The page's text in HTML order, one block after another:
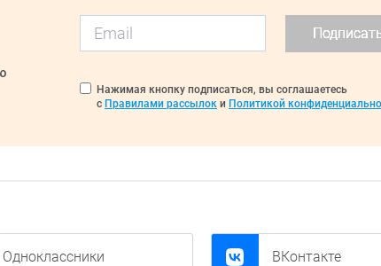
Нажимая кнопку подписаться, вы соглашаетесь
с Правилами рассылок и Политикой
Одноклассники ВКонтакте